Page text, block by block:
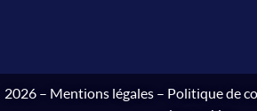
2026 – Mentions légales– Politique de